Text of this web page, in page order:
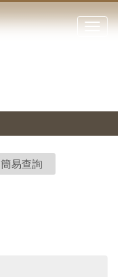
點
閉
站
停、
圖
圖
結
簡易查詢